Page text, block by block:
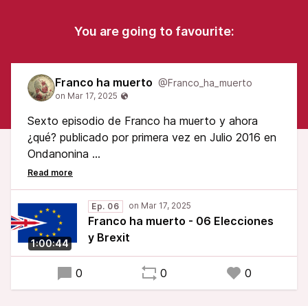
You are going to favourite:
Franco ha muerto @Franco_ha_muerto
Sexto episodio de Franco ha muerto y ahora
¿qué? publicado por primera vez en Julio 2016 en
Ondanonina
La transcripción es automática generada con
VOSK (ia de software libre) y por favor
comentad si os parece bien que esté sin revisar o
ya la subimos cuando esté completa... el caso es
que requiere una revisión completa del audio al
menos 2 horas de trabajo que con estos
1:00:44
Ep. 06
Franco ha muerto - 06 Elecciones
y Brexit
0 0 0